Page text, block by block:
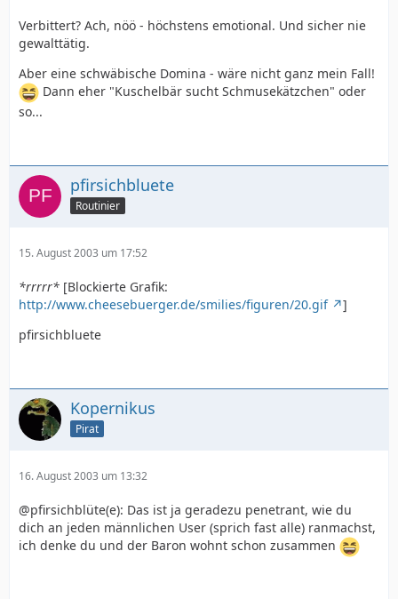
Verbittert? Ach, nöö - höchstens emotional. Und sicher nie
gewalttätig.
Aber eine schwäbische Domina - wäre nicht ganz mein Fall!
Dann eher "Kuschelbär sucht Schmusekätzchen" oder
so...
pfirsichbluete
Routinier
15. August 2003 um 17:52
*rrrrr* [Blockierte Grafik:
http://www.cheesebuerger.de/smilies/figuren/20.gif
]
pfirsichbluete
Kopernikus
Pirat
16. August 2003 um 13:32
@pfirsichblüte(e): Das ist ja geradezu penetrant, wie du
dich an jeden männlichen User (sprich fast alle) ranmachst,
ich denke du und der Baron wohnt schon zusammen